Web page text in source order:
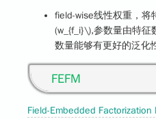
field-wise线性权重，将
(w_{f_i}\),参数量由特征
数量能够有更好的泛化
FEFM
Field-Embedded Factorization